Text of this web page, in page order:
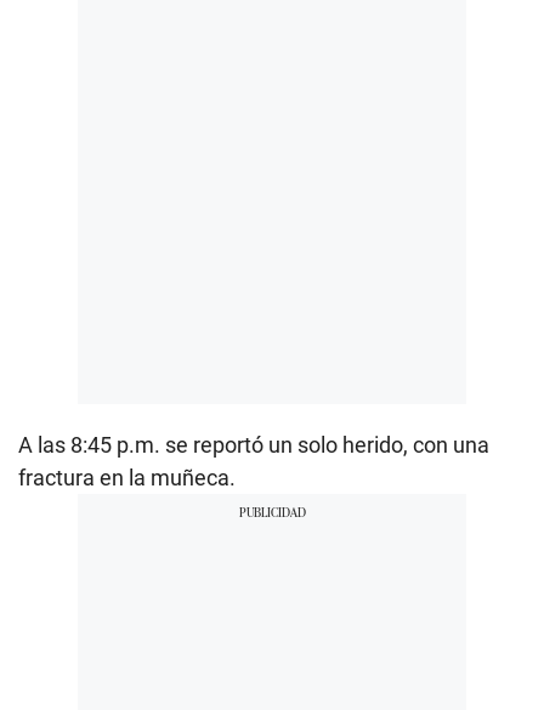
A las 8:45 p.m. se reportó un solo herido, con una
fractura en la muñeca.